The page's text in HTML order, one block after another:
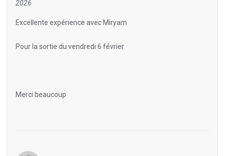
2026
Excellente expérience avec Miryam
Pour la sortie du vendredi 6 février
Merci beaucoup